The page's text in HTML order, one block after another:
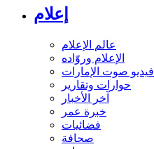
إعلام
عالم الإعلام
الإعلام وروّاده
فيديو صوت الإمارات
حوارات وتقارير
آخر الأخبار
خبرة عمر
فضائيات
صحافة